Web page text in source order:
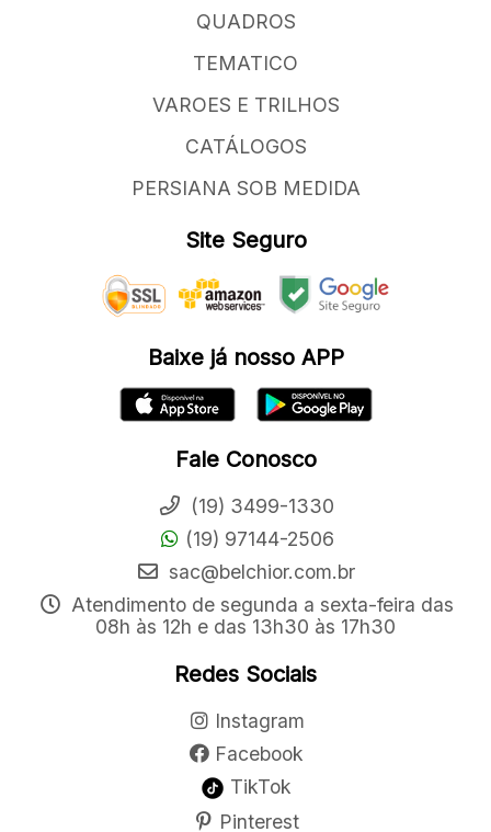
QUADROS
TEMATICO
VAROES E TRILHOS
CATÁLOGOS
PERSIANA SOB MEDIDA
Site Seguro
Baixe já nosso APP
Fale Conosco
(19) 3499-1330
(19) 97144-2506
sac@belchior.com.br
Atendimento de segunda a sexta-feira das
08h às 12h e das 13h30 às 17h30
Redes Sociais
Instagram
Facebook
TikTok
Pinterest